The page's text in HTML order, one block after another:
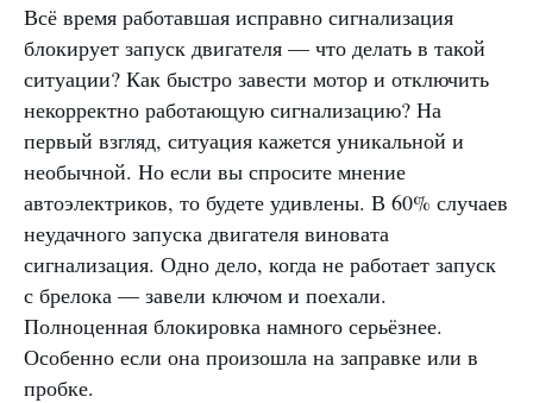
Всё время работавшая исправно сигнализация
блокирует запуск двигателя — что делать в такой
ситуации? Как быстро завести мотор и отключить
некорректно работающую сигнализацию? На
первый взгляд, ситуация кажется уникальной и
необычной. Но если вы спросите мнение
автоэлектриков, то будете удивлены. В 60% случаев
неудачного запуска двигателя виновата
сигнализация. Одно дело, когда не работает запуск
с брелока — завели ключом и поехали.
Полноценная блокировка намного серьёзнее.
Особенно если она произошла на заправке или в
пробке.